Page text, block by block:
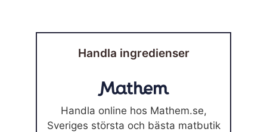
Handla ingredienser
Handla online hos Mathem.se,
Sveriges största och bästa matbutik